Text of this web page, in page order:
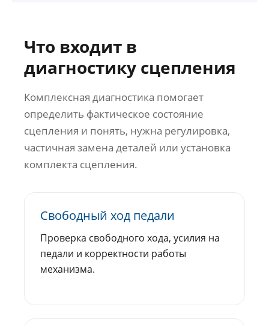
Что входит в
диагностику сцепления
Комплексная диагностика помогает
определить фактическое состояние
сцепления и понять, нужна регулировка,
частичная замена деталей или установка
комплекта сцепления.
Свободный ход педали
Проверка свободного хода, усилия на
педали и корректности работы
механизма.